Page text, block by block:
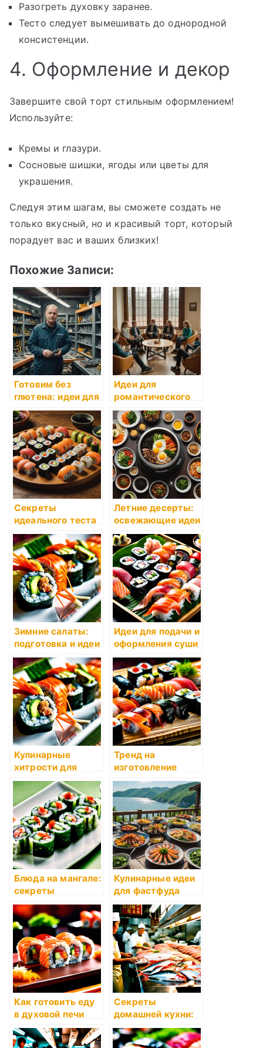
Разогреть духовку заранее.
Тесто следует вымешивать до однородной
консистенции.
4. Оформление и декор
Завершите свой торт стильным оформлением!
Используйте:
Кремы и глазури.
Сосновые шишки, ягоды или цветы для
украшения.
Следуя этим шагам, вы сможете создать не
только вкусный, но и красивый торт, который
порадует вас и ваших близких!
Похожие Записи:
Готовим без
глютена: идеи для
рецептов
Идеи для
романтического
ужина
Секреты
идеального теста
для пирогов
Летние десерты:
освежающие идеи
Зимние салаты:
подготовка и идеи
Идеи для подачи и
оформления суши
на столе
Кулинарные
хитрости для
праздников
Тренд на
изготовление
суши дома:
секреты и советы
мастеров
Блюда на мангале:
секреты
профессионалов
Кулинарные идеи
для фастфуда
Как готовить еду
в духовой печи
Секреты
домашней кухни:
что учесть